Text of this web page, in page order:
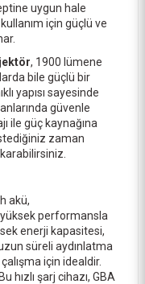
uygun hale
için güçlü ve
, 1900 lümene
bile güçlü bir
yapısı sayesinde
güvenle
ile güç kaynağına
zaman
akü,
performansla
enerji kapasitesi,
süreli aydınlatma
için idealdir.
Bu hızlı şarj cihazı, GBA